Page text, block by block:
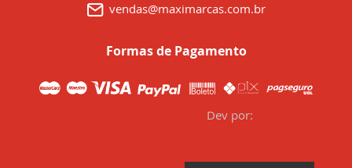
vendas@maximarcas.com.br
Formas de Pagamento
Dev por: